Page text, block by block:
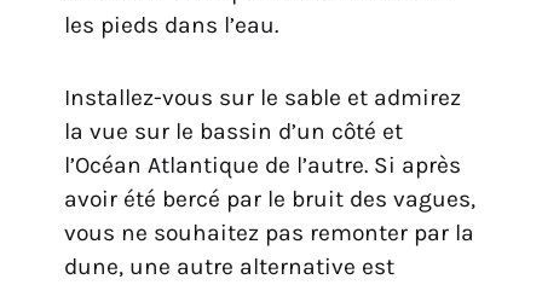
les pieds dans l’eau.
Installez-vous sur le sable et admirez
la vue sur le bassin d’un côté et
l’Océan Atlantique de l’autre. Si après
avoir été bercé par le bruit des vagues,
vous ne souhaitez pas remonter par la
dune, une autre alternative est